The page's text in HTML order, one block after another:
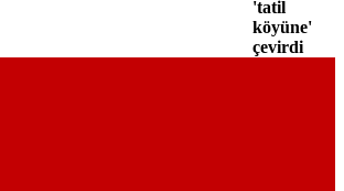
'tatil
köyüne'
çevirdi